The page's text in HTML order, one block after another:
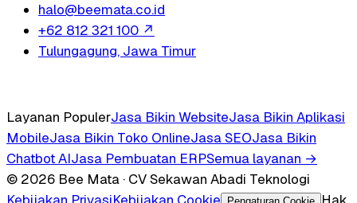
halo@beemata.co.id
+62 812 321 100 ↗
Tulungagung, Jawa Timur
Layanan PopulerJasa Bikin WebsiteJasa Bikin Aplikasi
MobileJasa Bikin Toko OnlineJasa SEOJasa Bikin
Chatbot AIJasa Pembuatan ERPSemua layanan →
© 2026 Bee Mata · CV Sekawan Abadi Teknologi